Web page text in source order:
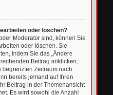
oder löschen?
Moderator sind, können Sie
oder löschen. Sie
indem Sie das „Ändere
Beitrag anklicken;
Zeitraum nach
bereits jemand auf Ihren
Beitrag in der Themenansicht
Es wird sowohl die Anzahl